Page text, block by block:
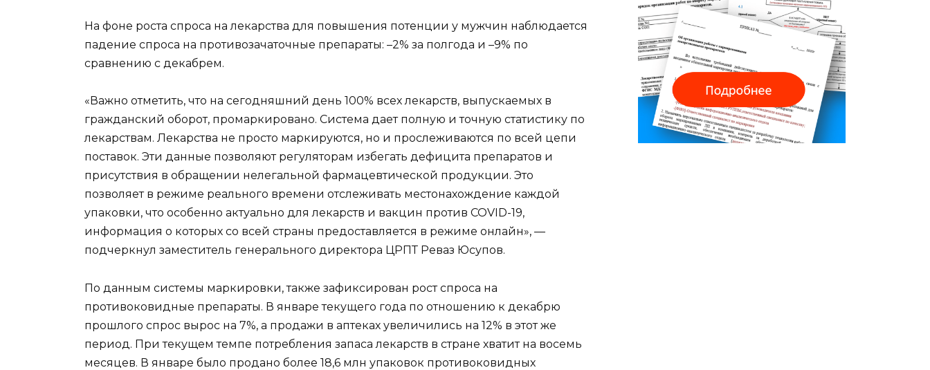
На фоне роста спроса на лекарства для повышения потенции у мужчин наблюдается
падение спроса на противозачаточные препараты: –2% за полгода и –9% по
сравнению с декабрем.
«Важно отметить, что на сегодняшний день 100% всех лекарств, выпускаемых в
гражданский оборот, промаркировано. Система дает полную и точную статистику по
лекарствам. Лекарства не просто маркируются, но и прослеживаются по всей цепи
поставок. Эти данные позволяют регуляторам избегать дефицита препаратов и
присутствия в обращении нелегальной фармацевтической продукции. Это
позволяет в режиме реального времени отслеживать местонахождение каждой
упаковки, что особенно актуально для лекарств и вакцин против COVID-19,
информация о которых со всей страны предоставляется в режиме онлайн», —
подчеркнул заместитель генерального директора ЦРПТ Реваз Юсупов.
По данным системы маркировки, также зафиксирован рост спроса на
противоковидные препараты. В январе текущего года по отношению к декабрю
прошлого спрос вырос на 7%, а продажи в аптеках увеличились на 12% в этот же
период. При текущем темпе потребления запаса лекарств в стране хватит на восемь
месяцев. В январе было продано более 18,6 млн упаковок противоковидных